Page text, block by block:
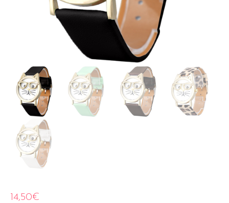
14,50€